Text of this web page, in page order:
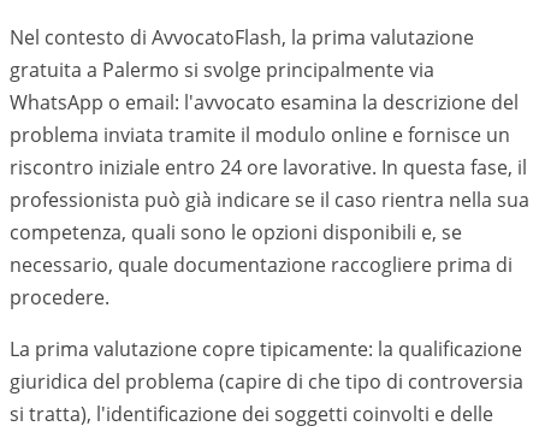
Nel contesto di AvvocatoFlash, la prima valutazione
gratuita a Palermo si svolge principalmente via
WhatsApp o email: l'avvocato esamina la descrizione del
problema inviata tramite il modulo online e fornisce un
riscontro iniziale entro 24 ore lavorative. In questa fase, il
professionista può già indicare se il caso rientra nella sua
competenza, quali sono le opzioni disponibili e, se
necessario, quale documentazione raccogliere prima di
procedere.
La prima valutazione copre tipicamente: la qualificazione
giuridica del problema (capire di che tipo di controversia
si tratta), l'identificazione dei soggetti coinvolti e delle